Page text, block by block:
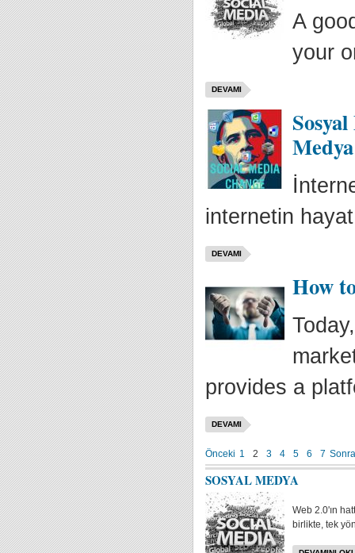
A
your
DEVAMI
Medya
internetin
DEVAMI
How
provides a
DEVAMI
Önceki 1 2 3 4 5 6 7
SOSYAL MEDYA
Web 2.0'ın
birlikte, tek